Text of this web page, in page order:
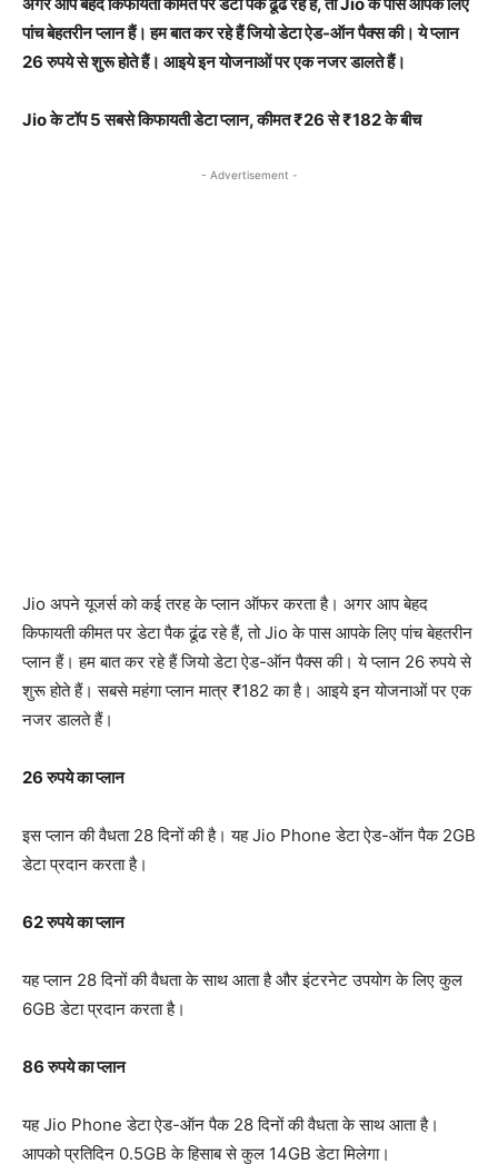
पांच बेहतरीन प्लान हैं। हम बात कर रहे हैं जियो डेटा ऐड-ऑन पैक्स की। ये प्लान
26 रुपये से शुरू होते हैं। आइये इन योजनाओं पर एक नजर डालते हैं।
Jio के टॉप 5 सबसे किफायती डेटा प्लान, कीमत ₹26 से ₹182 के बीच
- Advertisement -
Jio अपने यूजर्स को कई तरह के प्लान ऑफर करता है। अगर आप बेहद
किफायती कीमत पर डेटा पैक ढूंढ रहे हैं, तो Jio के पास आपके लिए पांच बेहतरीन
प्लान हैं। हम बात कर रहे हैं जियो डेटा ऐड-ऑन पैक्स की। ये प्लान 26 रुपये से
शुरू होते हैं। सबसे महंगा प्लान मात्र ₹182 का है। आइये इन योजनाओं पर एक
नजर डालते हैं।
26 रुपये का प्लान
इस प्लान की वैधता 28 दिनों की है। यह Jio Phone डेटा ऐड-ऑन पैक 2GB
डेटा प्रदान करता है।
62 रुपये का प्लान
यह प्लान 28 दिनों की वैधता के साथ आता है और इंटरनेट उपयोग के लिए कुल
6GB डेटा प्रदान करता है।
86 रुपये का प्लान
यह Jio Phone डेटा ऐड-ऑन पैक 28 दिनों की वैधता के साथ आता है।
आपको प्रतिदिन 0.5GB के हिसाब से कुल 14GB डेटा मिलेगा।